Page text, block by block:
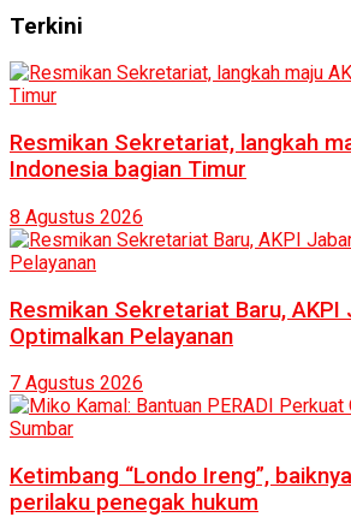
Terkini
Resmikan Sekretariat, langkah
Indonesia bagian Timur
8 Agustus 2026
Resmikan Sekretariat Baru, AKPI
Optimalkan Pelayanan
7 Agustus 2026
Ketimbang “Londo Ireng”,
perilaku penegak hukum